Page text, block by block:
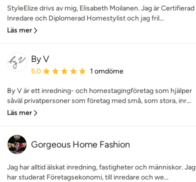
StyleElize drivs av mig, Elisabeth Moilanen. Jag är Certifierad
Inredare och Diplomerad Homestylist och jag fril...
Läs mer
By V
Genomsnittligt omdöme: 5 av 5 stjärnor
5,0 1 omdöme
By V är ett inredning- och homestagingföretag som hjälper
såväl privatpersoner som företag med små, som stora, inr...
Läs mer
Gorgeous Home Fashion
Jag har alltid älskat inredning, fastigheter och människor. Jag
har studerat Företagsekonomi, till inredare och we...